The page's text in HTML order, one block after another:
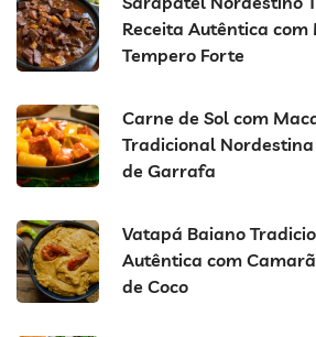
Receita Autêntica com
Tempero Forte
Carne de Sol com
Tradicional
de Garrafa
Vatapá Baiano
Autêntica com
de Coco